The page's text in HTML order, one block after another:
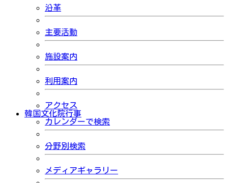
沿革
主要活動
施設案内
利用案内
アクセス
韓国文化院行事
カレンダーで検索
分野別検索
メディアギャラリー